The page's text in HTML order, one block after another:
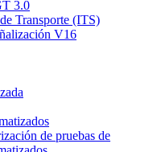
3.0
Transporte (ITS)
V16
de pruebas de